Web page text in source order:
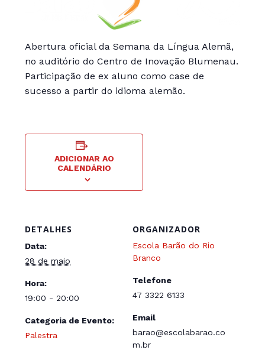
Abertura oficial da Semana da Língua Alemã,
no auditório do Centro de Inovação Blumenau.
Participação de ex aluno como case de
sucesso a partir do idioma alemão.
ADICIONAR AO
CALENDÁRIO
DETALHES
Data:
28 de maio
Hora:
19:00 - 20:00
Categoria de Evento:
Palestra
ORGANIZADOR
Escola Barão do Rio
Branco
Telefone
47 3322 6133
Email
barao@escolabarao.co
m.br